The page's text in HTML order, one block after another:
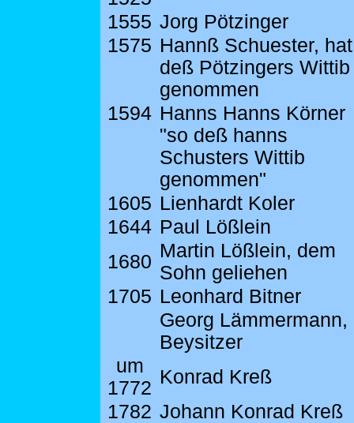
1555 Jorg Pötzinger
1575 Hannß Schuester, hat
deß Pötzingers Wittib
genommen
1594 Hanns Hanns Körner
"so deß hanns
Schusters Wittib
genommen"
1605 Lienhardt Koler
1644 Paul Lößlein
1680
Martin Lößlein, dem
Sohn geliehen
1705 Leonhard Bitner
Georg Lämmermann,
Beysitzer
um
1772
Konrad Kreß
1782 Johann Konrad Kreß